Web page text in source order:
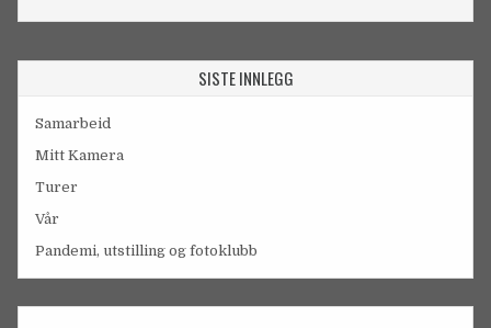
SISTE INNLEGG
Samarbeid
Mitt Kamera
Turer
Vår
Pandemi, utstilling og fotoklubb